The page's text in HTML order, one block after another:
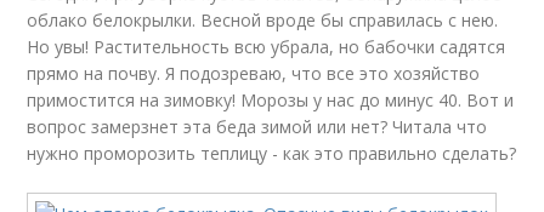
облако белокрылки. Весной вроде бы справилась с нею.
Но увы! Растительность всю убрала, но бабочки садятся
прямо на почву. Я подозреваю, что все это хозяйство
примостится на зимовку! Морозы у нас до минус 40. Вот и
вопрос замерзнет эта беда зимой или нет? Читала что
нужно проморозить теплицу - как это правильно сделать?